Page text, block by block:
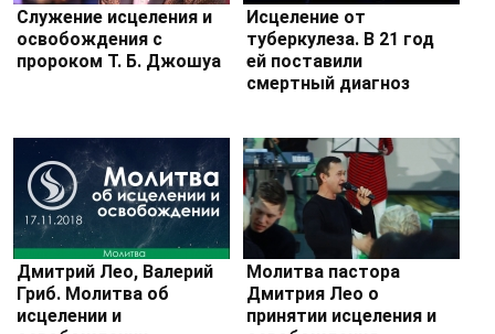
Служение исцеления и
освобождения с
пророком Т. Б. Джошуа
Исцеление от
туберкулеза. В 21 год
ей поставили
смертный диагноз
Дмитрий Лео, Валерий
Гриб. Молитва об
исцелении и
Молитва пастора
Дмитрия Лео о
принятии исцеления и